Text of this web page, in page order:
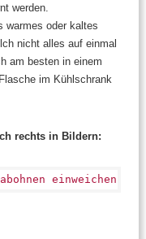
werden.
warmes oder kaltes
nicht alles auf einmal
am besten in einem
im Kühlschrank
rechts in Bildern: